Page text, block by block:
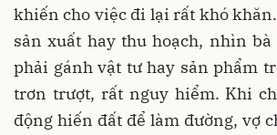
khiến cho việc đi lại rất khó
sản xuất hay thu hoạch, nhìn
phải gánh vật tư hay sản phẩm
trơn trượt, rất nguy hiểm. Khi
động hiến đất để làm đường, vợ